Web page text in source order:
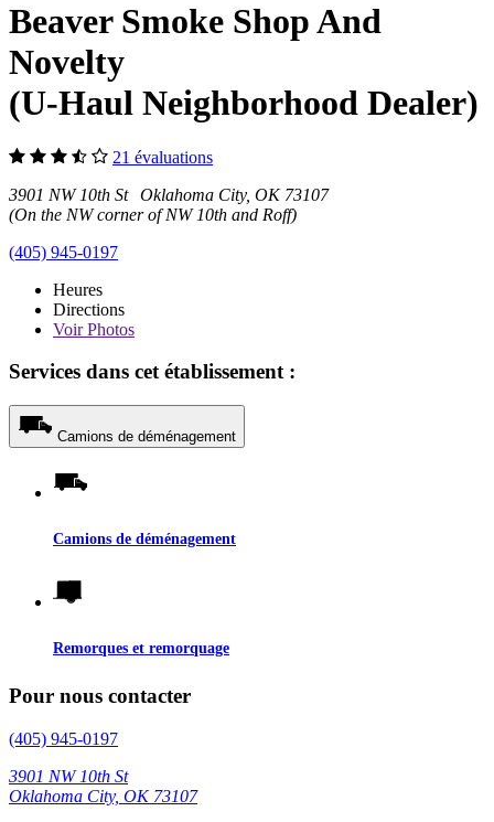
Beaver Smoke Shop And
Novelty
(U-Haul Neighborhood Dealer)
21 évaluations
3901 NW 10th St Oklahoma City, OK 73107
(On the NW corner of NW 10th and Roff)
(405) 945-0197
Heures
Directions
VoirPhotos
Services dans cet établissement :
Camions de déménagement
Camions de déménagement
Remorques et remorquage
Pour nous contacter
(405) 945-0197
3901 NW 10th St
Oklahoma City, OK 73107